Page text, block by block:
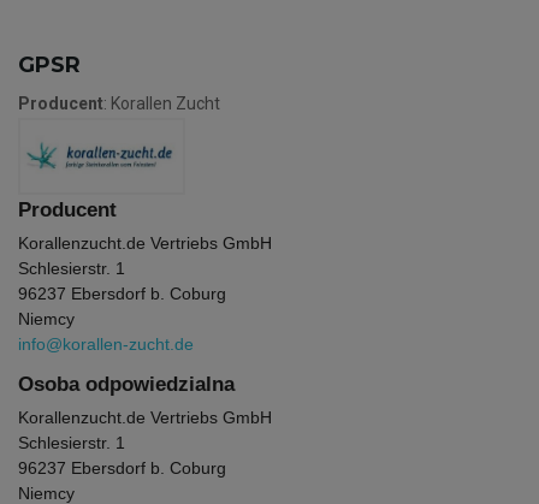
GPSR
Producent: Korallen Zucht
Producent
Korallenzucht.de Vertriebs GmbH
Schlesierstr. 1
96237 Ebersdorf b. Coburg
Niemcy
info@korallen-zucht.de
Osoba odpowiedzialna
Korallenzucht.de Vertriebs GmbH
Schlesierstr. 1
96237 Ebersdorf b. Coburg
Niemcy